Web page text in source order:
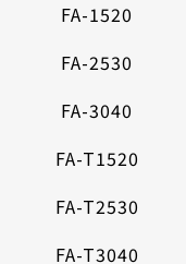
FA-1520
FA-2530
FA-3040
FA-T1520
FA-T2530
FA-T3040